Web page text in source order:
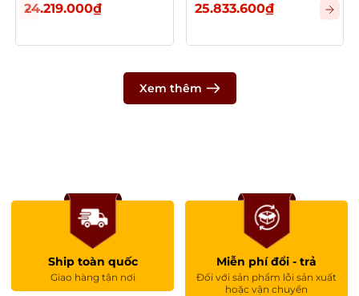
24.219.000₫
25.833.600₫
Xem thêm
Ship toàn quốc
Giao hàng tận nơi
Miễn phí đổi - trả
Đối với sản phẩm lỗi sản xuất
hoặc vận chuyển